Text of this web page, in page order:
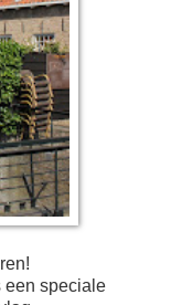
een speciale